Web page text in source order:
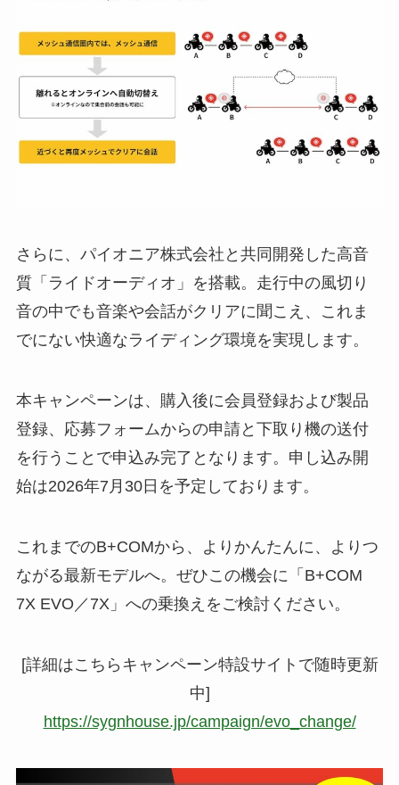
さらに、パイオニア株式会社と共同開発した高音
質「ライドオーディオ」を搭載。走行中の風切り
音の中でも音楽や会話がクリアに聞こえ、これま
でにない快適なライディング環境を実現します。
本キャンペーンは、購入後に会員登録および製品
登録、応募フォームからの申請と下取り機の送付
を行うことで申込み完了となります。申し込み開
始は2026年7月30日を予定しております。
これまでのB+COMから、よりかんたんに、よりつ
ながる最新モデルへ。ぜひこの機会に「B+COM
7X EVO／7X」への乗換えをご検討ください。
[詳細はこちらキャンペーン特設サイトで随時更新
中]
https://sygnhouse.jp/campaign/evo_change/